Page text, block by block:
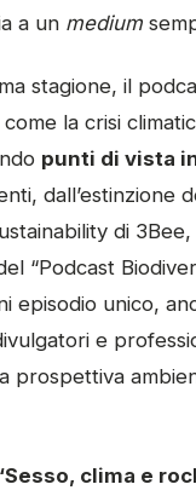
a un medium
stagione, il
la crisi
punti di vista
dall’estinzione
di
“Podcast
episodio unico,
e
prospettiva
clima e